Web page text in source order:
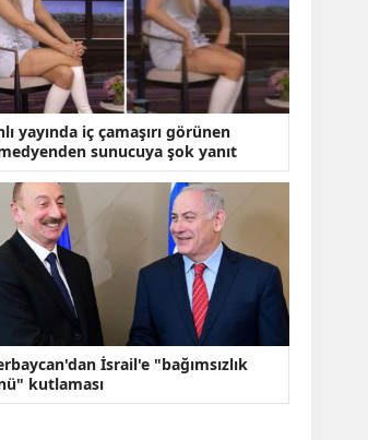
yayında iç çamaşırı görünen
sunucuya şok yanıt
İsrail'e "bağımsızlık
kutlaması